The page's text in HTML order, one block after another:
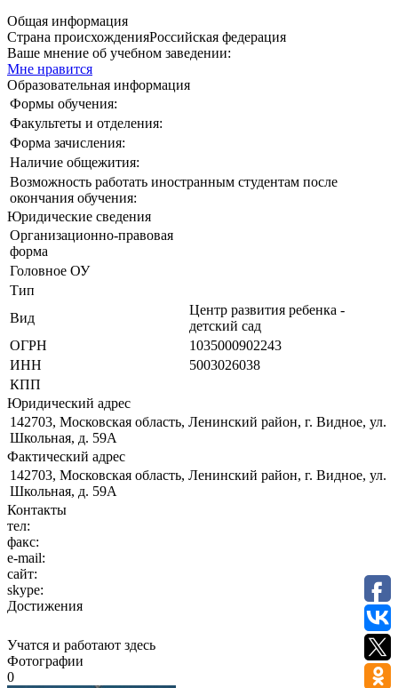
Общая информация
Страна происхожденияРоссийская федерация
Ваше мнение об учебном заведении:
Мне нравится
Образовательная информация
Формы обучения:
Факультеты и отделения:
Форма зачисления:
Наличие общежития:
Возможность работать иностранным студентам после
окончания обучения:
Юридические сведения
Организационно-правовая
форма
Головное ОУ
Тип
Вид
Центр развития ребенка -
детский сад
ОГРН
1035000902243
ИНН
5003026038
КПП
Юридический адрес
142703, Московская область, Ленинский район, г. Видное, ул.
Школьная, д. 59А
Фактический адрес
142703, Московская область, Ленинский район, г. Видное, ул.
Школьная, д. 59А
Контакты
тел:
факс:
e-mail:
сайт:
skype:
Достижения
Учатся и работают здесь
Фотографии
0